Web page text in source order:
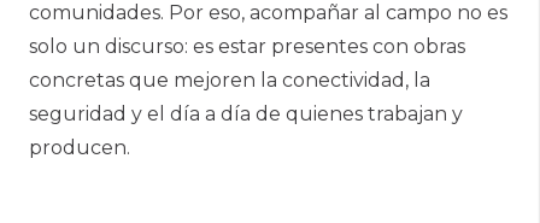
comunidades. Por eso, acompañar al campo no es
solo un discurso: es estar presentes con obras
concretas que mejoren la conectividad, la
seguridad y el día a día de quienes trabajan y
producen.